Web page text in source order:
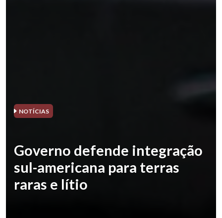
NOTÍCIAS
Governo defende integração
sul-americana para terras
raras e lítio